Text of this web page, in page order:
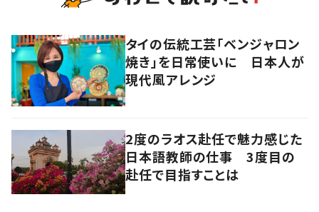
タイの伝統工芸「ベンジャロン
焼き」を日常使いに 日本人が
現代風アレンジ
2度のラオス赴任で魅力感じた
日本語教師の仕事 3度目の
赴任で目指すことは